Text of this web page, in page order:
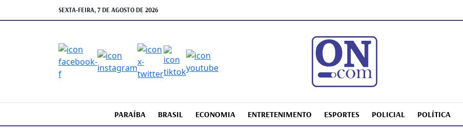
SEXTA-FEIRA, 7 DE AGOSTO DE 2026
PARAÍBA BRASIL ECONOMIA ENTRETENIMENTO ESPORTES POLICIAL POLÍTICA